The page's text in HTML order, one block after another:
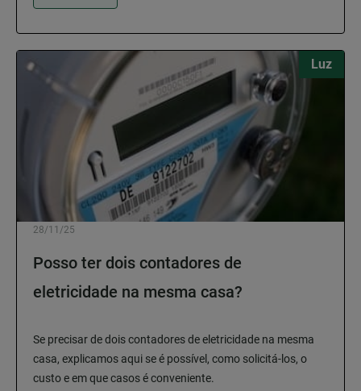
Luz
28/11/25
Posso ter dois contadores de
eletricidade na mesma casa?
Se precisar de dois contadores de eletricidade na mesma
casa, explicamos aqui se é possível, como solicitá-los, o
custo e em que casos é conveniente.